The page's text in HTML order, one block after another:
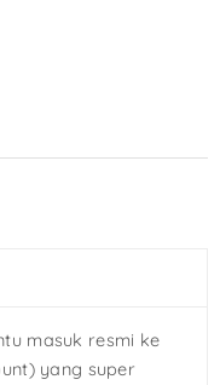
masuk resmi ke
yang super